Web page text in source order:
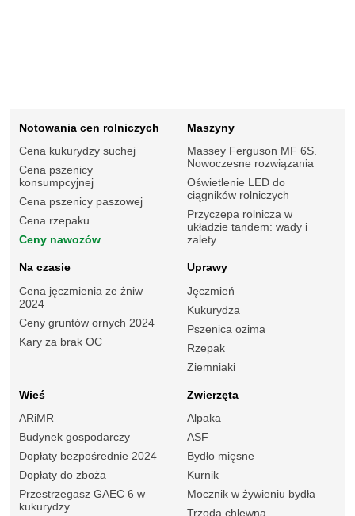
Notowania cen rolniczych
Cena kukurydzy suchej
Cena pszenicy
konsumpcyjnej
Cena pszenicy paszowej
Cena rzepaku
Ceny nawozów
Maszyny
Massey Ferguson MF 6S.
Nowoczesne rozwiązania
Oświetlenie LED do
ciągników rolniczych
Przyczepa rolnicza w
układzie tandem: wady i
zalety
Na czasie
Cena jęczmienia ze żniw
2024
Ceny gruntów ornych 2024
Kary za brak OC
Uprawy
Jęczmień
Kukurydza
Pszenica ozima
Rzepak
Ziemniaki
Wieś
ARiMR
Budynek gospodarczy
Dopłaty bezpośrednie 2024
Dopłaty do zboża
Przestrzegasz GAEC 6 w
kukurydzy
Zwierzęta
Alpaka
ASF
Bydło mięsne
Kurnik
Mocznik w żywieniu bydła
Trzoda chlewna